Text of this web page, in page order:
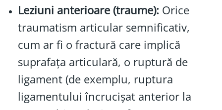
Leziuni anterioare (traume): Orice
traumatism articular semnificativ,
cum ar fi o fractură care implică
suprafața articulară, o ruptură de
ligament (de exemplu, ruptura
ligamentului încrucișat anterior la